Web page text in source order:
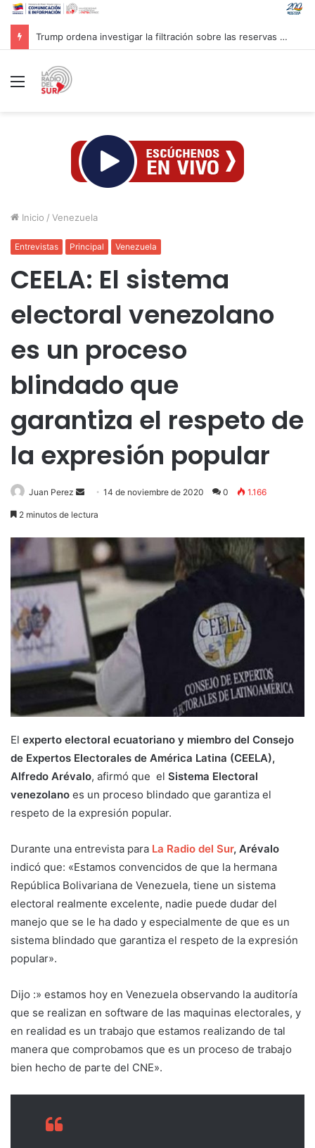
Trump ordena investigar la filtración sobre las reservas de municiones
Menú
Inicio / Venezuela
Entrevistas Principal Venezuela
CEELA: El sistema
electoral venezolano
es un proceso
blindado que
garantiza el respeto de
la expresión popular
Juan Perez
Send14 de noviembre de 2020 0 1.166
2 minutos de lectura
El experto electoral ecuatoriano y miembro del Consejo
de Expertos Electorales de América Latina (CEELA),
Alfredo Arévalo, afirmó que el Sistema Electoral
venezolano es un proceso blindado que garantiza el
respeto de la expresión popular.
Durante una entrevista para La Radio del Sur, Arévalo
indicó que: «Estamos convencidos de que la hermana
República Bolivariana de Venezuela, tiene un sistema
electoral realmente excelente, nadie puede dudar del
manejo que se le ha dado y especialmente de que es un
sistema blindado que garantiza el respeto de la expresión
popular».
Dijo :» estamos hoy en Venezuela observando la auditoría
que se realizan en software de las maquinas electorales, y
en realidad es un trabajo que estamos realizando de tal
manera que comprobamos que es un proceso de trabajo
bien hecho de parte del CNE».